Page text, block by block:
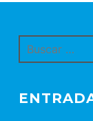
Buscar: